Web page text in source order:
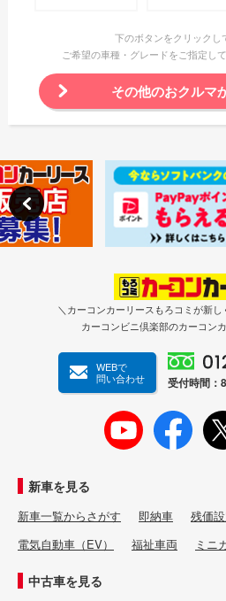
下のボタンをクリックし
ご希望の車種・グレードをご指定し
その他のおクルマ
＼カーコンカーリースもろコミが新
カーコンビニ倶楽部のカーコン
WEBで
問い合わせ
受付時間：
新車を見る
新車一覧からさがす 即納車
残価
電気自動車（EV）
福祉車両 ミニ
中古車を見る